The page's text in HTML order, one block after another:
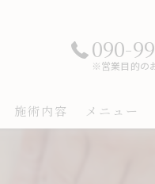
090-
※営業目的の
施術内容 メニュー